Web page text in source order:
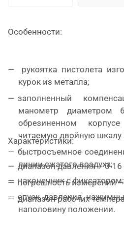
Особенности:
курок из металла;
заполненный
манометр
обрезиненном
читаемую двойную шкалу
быстросъемное
линии сжатого воздуха;
наконечник с фиксатором;
спуск давления
наполовину положении.
Характеристики:
диапазон давления – 0-
погрешность измерений –
диапазон рабочих